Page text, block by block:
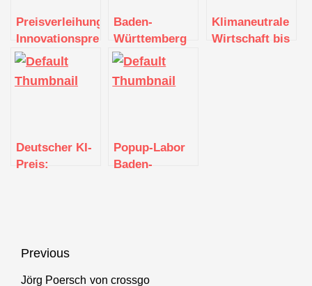
Preisverleihung
Innovationspreis
Baden-
2021
Baden-
Württemberg
fördert den
mit mehr als
Klimaneutrale
Wirtschaft bis
Deutscher KI-
Preis:
Popup-Labor
Baden-
Beitragsnavigation
Previous
Previous
Jörg Poersch von crossgo